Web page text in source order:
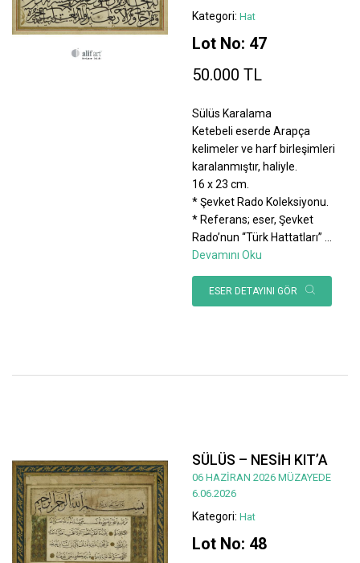
Kategori: Hat
Lot No: 47
50.000 TL
Sülüs Karalama
Ketebeli eserde Arapça
kelimeler ve harf birleşimleri
karalanmıştır, haliyle.
16 x 23 cm.
* Şevket Rado Koleksiyonu.
* Referans; eser, Şevket
Rado’nun “Türk Hattatları”
Devamını Oku
ESER DETAYINI GÖR
SÜLÜS – NESİH KIT’A
06 HAZİRAN 2026 MÜZAYEDE
6.06.2026
Kategori: Hat
Lot No: 48